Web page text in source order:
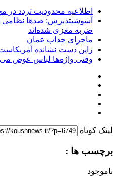
اطلاعیه محدودیت تردد در
آسوشیتدپرس: صدها نظامی
ضربه مغزی شده‌اند
ماجرای جذاب عمان
ژاپن دست نشانده
وقتی واژه‌ها لباس عوض
لینک کوتاه
برچسب ها :
ناموجود